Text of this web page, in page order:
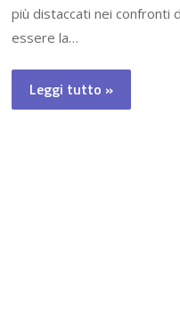
più distaccati nei confronti
essere la…
Leggi tutto »